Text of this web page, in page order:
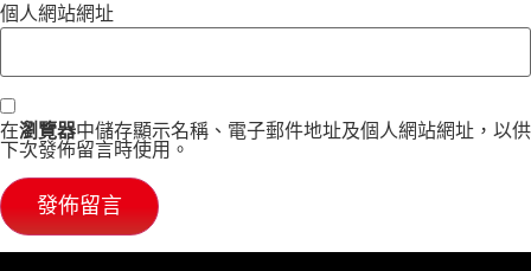
個人網站網址
在瀏覽器中儲存顯示名稱、電子郵件地址及個人網站網址，以供
下次發佈留言時使用。